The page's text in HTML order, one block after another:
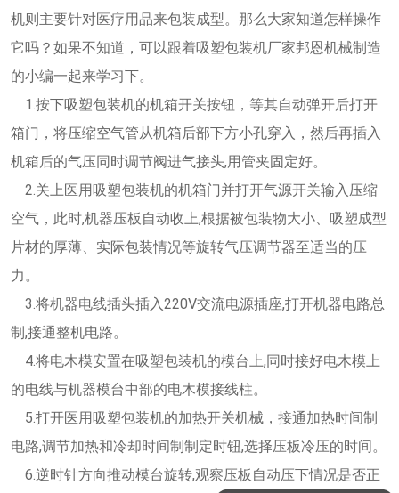
机则主要针对医疗用品来包装成型。那么大家知道怎样操作
它吗？如果不知道，可以跟着吸塑包装机厂家邦恩机械制造
的小编一起来学习下。
1.按下吸塑包装机的机箱开关按钮，等其自动弹开后打开
箱门，将压缩空气管从机箱后部下方小孔穿入，然后再插入
机箱后的气压同时调节阀进气接头,用管夹固定好。
2.关上医用吸塑包装机的机箱门并打开气源开关输入压缩
空气，此时,机器压板自动收上,根据被包装物大小、吸塑成型
片材的厚薄、实际包装情况等旋转气压调节器至适当的压
力。
3.将机器电线插头插入220V交流电源插座,打开机器电路总
制,接通整机电路。
4.将电木模安置在吸塑包装机的模台上,同时接好电木模上
的电线与机器模台中部的电木模接线柱。
5.打开医用吸塑包装机的加热开关机械，接通加热时间制
电路,调节加热和冷却时间制制定时钮,选择压板冷压的时间。
6.逆时针方向推动模台旋转,观察压板自动压下情况是否正